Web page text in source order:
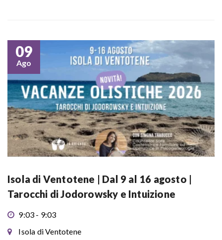
09
Ago
Isola di Ventotene | Dal 9 al 16 agosto |
Tarocchi di Jodorowsky e Intuizione
9:03 - 9:03
Isola di Ventotene